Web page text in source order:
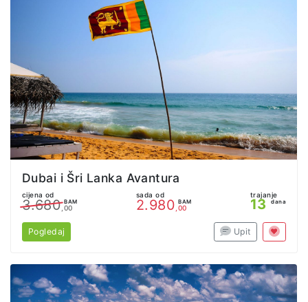
Dubai i Šri Lanka Avantura
cijena od
3.680 BAM
,00
sada od
2.980 BAM
,00
trajanje
13 dana
Pogledaj Upit